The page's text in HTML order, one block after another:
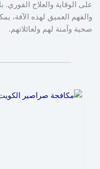
على الوقاية والعلاج الفوري.
والفهم العميق لهذه الآفة،
صحية وآمنة لهم ولعائلاتهم.